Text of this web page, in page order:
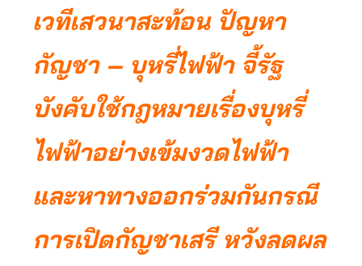
เวทีเสวนาสะท้อน ปัญหา
กัญชา – บุหรี่ไฟฟ้า จี้รัฐ
บังคับใช้กฎหมายเรื่องบุหรี่
ไฟฟ้าอย่างเข้มงวดไฟฟ้า
และหาทางออกร่วมกันกรณี
การเปิดกัญชาเสรี หวังลดผล